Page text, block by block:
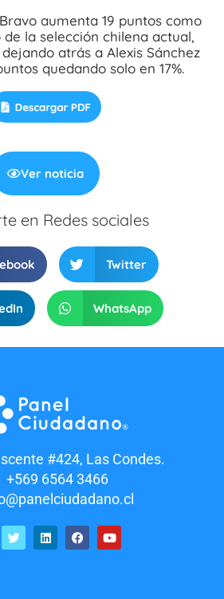
aumenta 19 puntos como
la selección chilena actual,
atrás a Alexis Sánchez
quedando solo en 17%.
Ver noticia
en Redes sociales
Twitter
WhatsApp
#424, Las Condes.
+569 6564 3466